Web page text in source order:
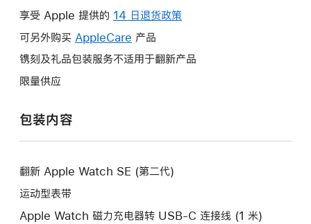
操
打
享受 Apple 提供的 14 日退货政策
将
可另外购买 AppleCare 此
操
新
窗
产品
镌刻及礼品包装服务不适用于翻新产品
限量供应
包装内容
翻新 Apple Watch SE (第二代)
运动型表带
Apple Watch 磁力充电器转 USB-C 连接线 (1 米)